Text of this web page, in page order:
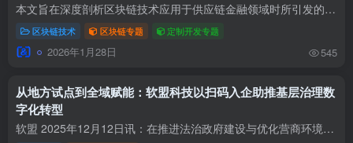
本文旨在深度剖析区块链技术应用于供应链金融领域时所引发的系统性变革，聚焦于其技术实现路径、伴随而来的法律与合规前沿挑战，以及最终可能催生的产业金融新范式。文章将避免描述任何已商业化...
区块链技术 区块链专题 定制开发专题
2026年1月28日 545
从地方试点到全域赋能：软盟科技以扫码入企助推基层治理数
字化转型
软盟 2025年12月12日讯：在推进法治政府建设与优化营商环境的双重使命下，远安县司法局主动担当数字化转型先锋，携手软盟科技研发“扫码入企”智慧扫码系统。该系统以“一码统管、全链智控”为...